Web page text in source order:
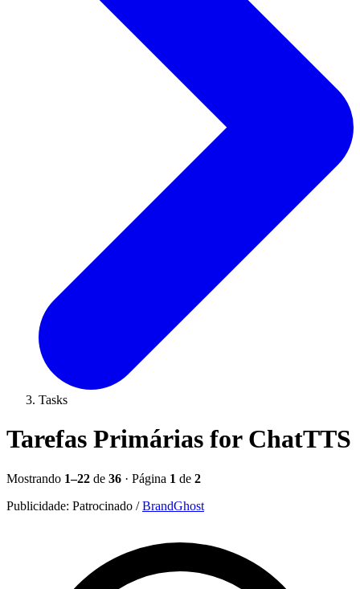
Tasks
Tarefas Primárias for ChatTTS
Mostrando 1–22 de 36 · Página 1 de 2
Publicidade: Patrocinado / BrandGhost